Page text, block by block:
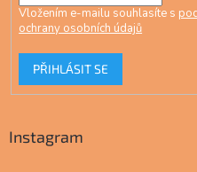
Vložením e-mailu souhlasíte s
ochrany osobních údajů
PŘIHLÁSIT SE
Instagram